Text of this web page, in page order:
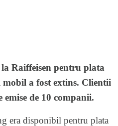
Raiffeisen pentru plata
a fost extins. Clientii
de 10 companii.
era disponibil pentru plata